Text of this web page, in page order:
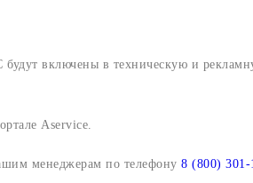
будут включены в техническую и
Aservice.
менеджерам по телефону 8 (800) 301-